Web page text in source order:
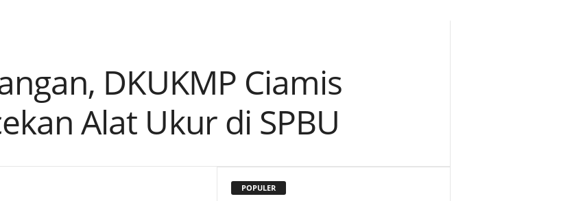
DKUKMP Ciamis
Alat Ukur di SPBU
POPULER